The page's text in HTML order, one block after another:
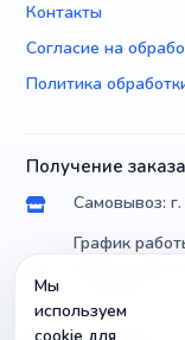
Контакты
Согласие на
Политика
Получение заказа
Самовывоз:
График
Доставка по
Мы
используем